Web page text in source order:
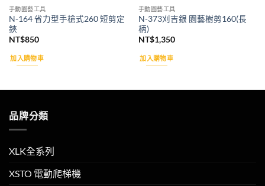
手動園藝工具
N-164 省力型手槍式260 短剪定
鋏
NT$850
加入購物車
手動園藝工具
N-373刈吉銀 園藝樹剪160(長
柄)
NT$1,350
加入購物車
品牌分類
XLK全系列
XSTO 電動爬梯機